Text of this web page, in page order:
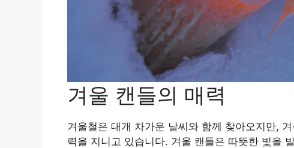
겨울 캔들의 매력
겨울철은 대개 차가운 날씨와 함께 찾아오지만,
력을 지니고 있습니다. 겨울 캔들은 따뜻한 빛을